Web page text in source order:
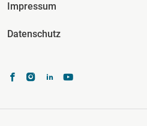
Impressum
Datenschutz